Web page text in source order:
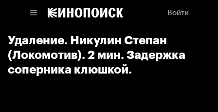
Войти
Удаление. Никулин Степан
(Локомотив). 2 мин. Задержка
соперника клюшкой.